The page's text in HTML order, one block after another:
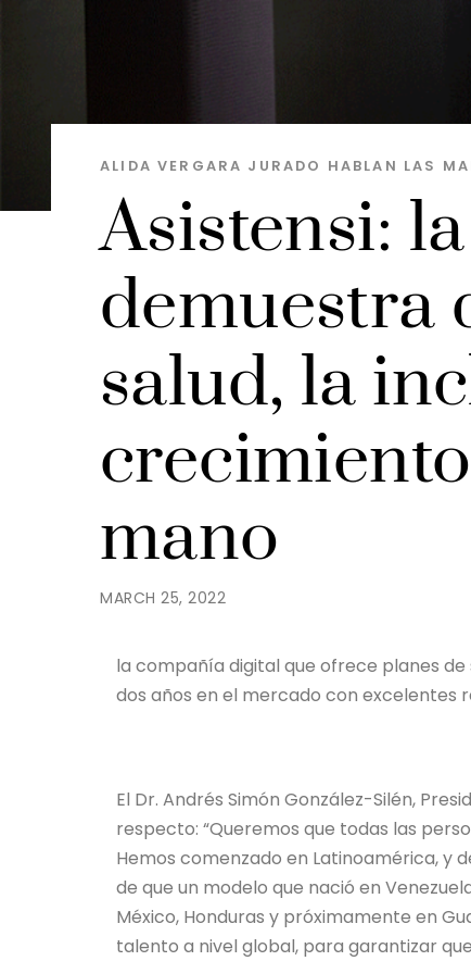
MARCH 25, 2022
Asistensi:
demuestra
salud, la
mano
ALIDA VERGARA JURADO HABLAN LAS
la compañía digital que ofrece planes
dos años en el mercado con excelentes
El Dr. Andrés Simón González-Silén,
respecto: “Queremos que todas las
Hemos comenzado en Latinoamérica, y
de que un modelo que nació en
México, Honduras y próximamente en
talento a nivel global, para garantizar